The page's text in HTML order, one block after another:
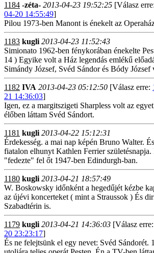
1184 -zéta- 2013-04-23 19:52:25 [Válasz erre:
04-20 14:55:49]
Pilou 1973-ben Manont is énekelt az
1183 kugli 2013-04-23 11:52:43
Simionato 1962-ben fénykorában énekelte
14 ) Egyike volt a Ház legendás emlékű
Simándy József, Svéd Sándor és Bódy József
1182 IVA 2013-04-23 05:12:50 [Válasz erre:
21 14:36:03]
Igen, ez a margitszigeti Sharpless volt az
élőben láttam Svéd Sándort.
1181 kugli 2013-04-22 15:12:31
Érdekesség. a mai nap képén Bruno Walter.
fiatalon elhunyt Kathlen Ferrier születésnapja.
"fedezte" fel őt 1947-ben Edindurgh-ban.
1180 kugli 2013-04-21 18:57:49
W. Boskowsky időnként a hegedűjét kézbe
az újévi koncerteket ( mint a Straussok ) És
Szabadtérin is.
1179 kugli 2013-04-21 14:36:03 [Válasz erre:
20 23:23:17]
És ne felejtsünk el egy nevet: Svéd Sándorét.